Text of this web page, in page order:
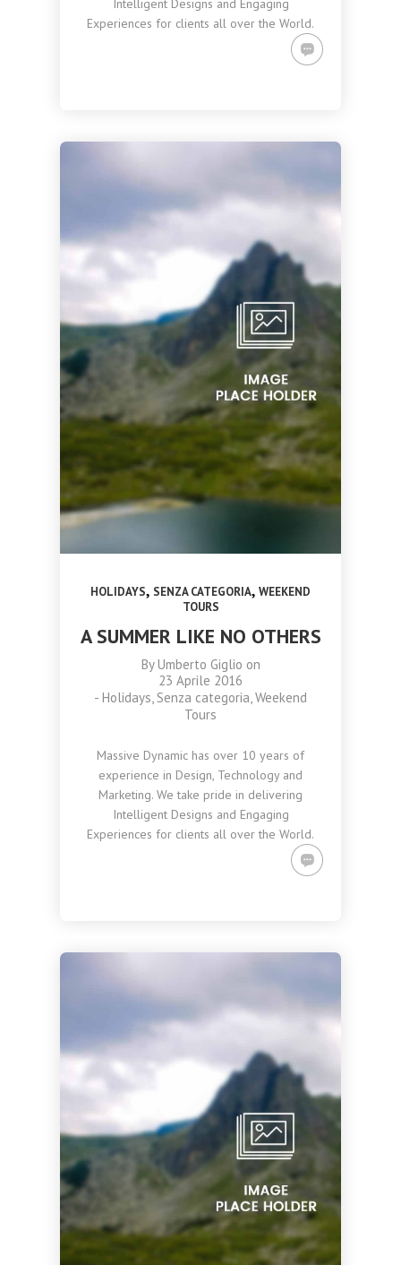
Intelligent Designs and Engaging
Experiences for clients all over the World.
HOLIDAYS, SENZA CATEGORIA, WEEKEND
TOURS
A SUMMER LIKE NO OTHERS
ByUmberto Giglio on
23 Aprile 2016
- Holidays,Senza categoria,Weekend
Tours
Massive Dynamic has over 10 years of
experience in Design, Technology and
Marketing. We take pride in delivering
Intelligent Designs and Engaging
Experiences for clients all over the World.